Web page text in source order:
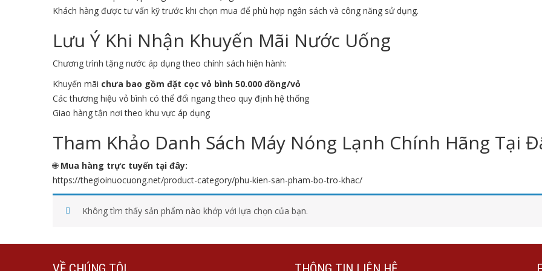
Khách hàng được tư vấn kỹ trước khi chọn mua để phù hợp ngân sách và công năng sử dụng.
Lưu Ý Khi Nhận Khuyến Mãi Nước Uống
Chương trình tặng nước áp dụng theo chính sách hiện hành:
Khuyến mãi chưa bao gồm đặt cọc vỏ bình 50.000 đồng/vỏ
Các thương hiệu vỏ bình có thể đổi ngang theo quy định hệ thống
Giao hàng tận nơi theo khu vực áp dụng
Tham Khảo Danh Sách Máy Nóng Lạnh Chính Hãng Tại
🌐 Mua hàng trực tuyến tại đây:
https://thegioinuocuong.net/product-category/phu-kien-san-pham-bo-tro-khac/
Không tìm thấy sản phẩm nào khớp với lựa chọn của bạn.